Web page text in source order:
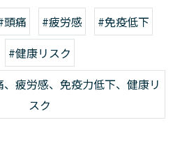
頭痛 #疲労感
#免疫低下
#健康リスク
疲労感、免疫力低下、健康リ
スク